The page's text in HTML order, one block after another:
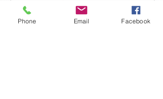
Senden
Phone Email Facebook